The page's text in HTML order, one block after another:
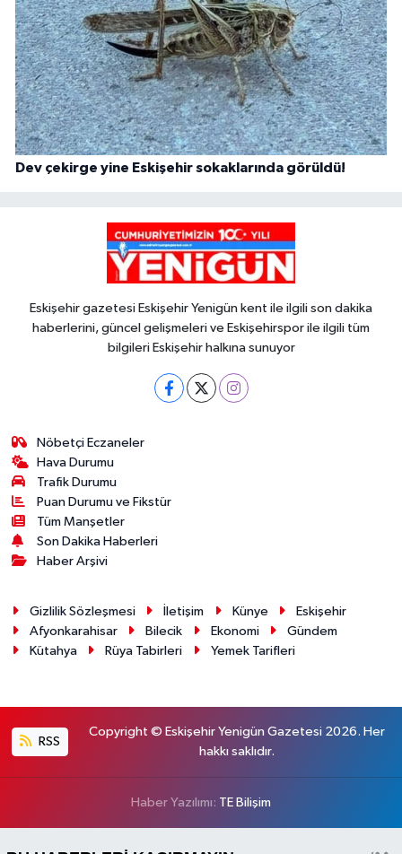
Dev çekirge yine Eskişehir sokaklarında görüldü!
Eskişehir gazetesi Eskişehir Yenigün kent ile ilgili son dakika
haberlerini, güncel gelişmeleri ve Eskişehirspor ile ilgili tüm
bilgileri Eskişehir halkına sunuyor
Nöbetçi Eczaneler
Hava Durumu
Trafik Durumu
Puan Durumu ve Fikstür
Tüm Manşetler
Son Dakika Haberleri
Haber Arşivi
Gizlilik Sözleşmesi İletişim Künye
Eskişehir
Afyonkarahisar
Bilecik Ekonomi
Gündem
Kütahya
Rüya Tabirleri Yemek Tarifleri
RSS
Copyright © Eskişehir Yenigün Gazetesi 2026. Her
hakkı saklıdır.
Haber Yazılımı: TE Bilişim